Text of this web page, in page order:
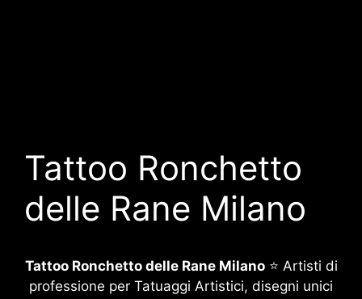
Tattoo Ronchetto
delle Rane Milano
Tattoo Ronchetto delle Rane Milano⭐ Artisti di
professione per Tatuaggi Artistici, disegni unici